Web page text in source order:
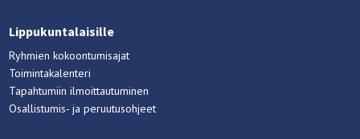
Lippukuntalaisille
Ryhmien kokoontumisajat
Toimintakalenteri
Tapahtumiin ilmoittautuminen
Osallistumis- ja peruutusohjeet